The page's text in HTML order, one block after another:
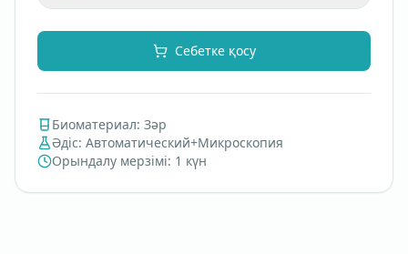
Себетке қосу
Биоматериал: Зәр
Әдіс: Автоматический+Микроскопия
Орындалу мерзімі: 1 күн